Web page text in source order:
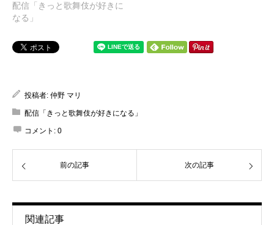
配信「きっと歌舞伎が好きに
なる」
投稿者: 仲野 マリ
配信「きっと歌舞伎が好きになる」
コメント: 0
前の記事 次の記事
関連記事